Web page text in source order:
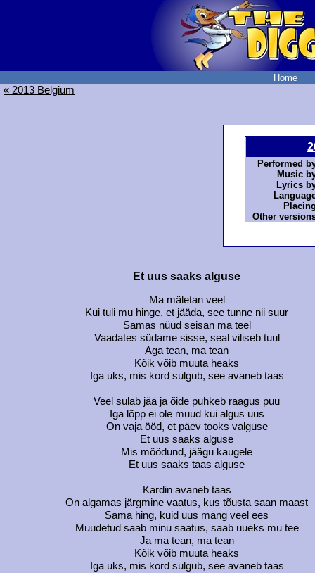
Home
« 2013 Belgium
Performed
Music
Lyrics
Other
Et uus saaks alguse
Ma mäletan veel
Kui tuli mu hinge, et jääda, see tunne nii suur
Samas nüüd seisan ma teel
Vaadates südame sisse, seal viliseb tuul
Aga tean, ma tean
Kõik võib muuta heaks
Iga uks, mis kord sulgub, see avaneb taas
Veel sulab jää ja õide puhkeb raagus puu
Iga lõpp ei ole muud kui algus uus
On vaja ööd, et päev tooks valguse
Et uus saaks alguse
Mis möödund, jäägu kaugele
Et uus saaks taas alguse
Kardin avaneb taas
On algamas järgmine vaatus, kus tõusta saan maast
Sama hing, kuid uus mäng veel ees
Muudetud saab minu saatus, saab uueks mu tee
Ja ma tean, ma tean
Kõik võib muuta heaks
Iga uks, mis kord sulgub, see avaneb taas